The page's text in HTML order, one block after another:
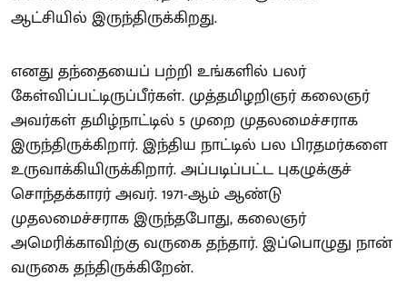
ஆட்சியில் இருந்திருக்கிறது.
எனது தந்தையைப் பற்றி உங்களில் பலர்
கேள்விப்பட்டிருப்பீர்கள். முத்தமிழறிஞர் கலைஞர்
அவர்கள் தமிழ்நாட்டில் 5 முறை முதலமைச்சராக
இருந்திருக்கிறார். இந்திய நாட்டில் பல பிரதமர்களை
உருவாக்கியிருக்கிறார். அப்படிப்பட்ட புகழுக்குச்
சொந்தக்காரர் அவர். 1971-ஆம் ஆண்டு
முதலமைச்சராக இருந்தபோது, கலைஞர்
அமெரிக்காவிற்கு வருகை தந்தார். இப்பொழுது நான்
வருகை தந்திருக்கிறேன்.